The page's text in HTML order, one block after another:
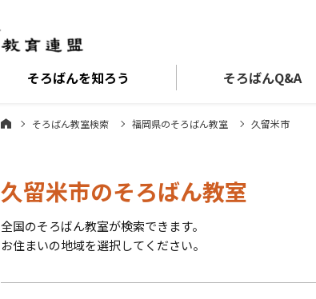
そろばんを知ろう そろばんQ&A
そろばん教室検索 福岡県のそろばん教室 久留米市
久留米市のそろばん教室
全国のそろばん教室が検索できます。
お住まいの地域を選択してください。